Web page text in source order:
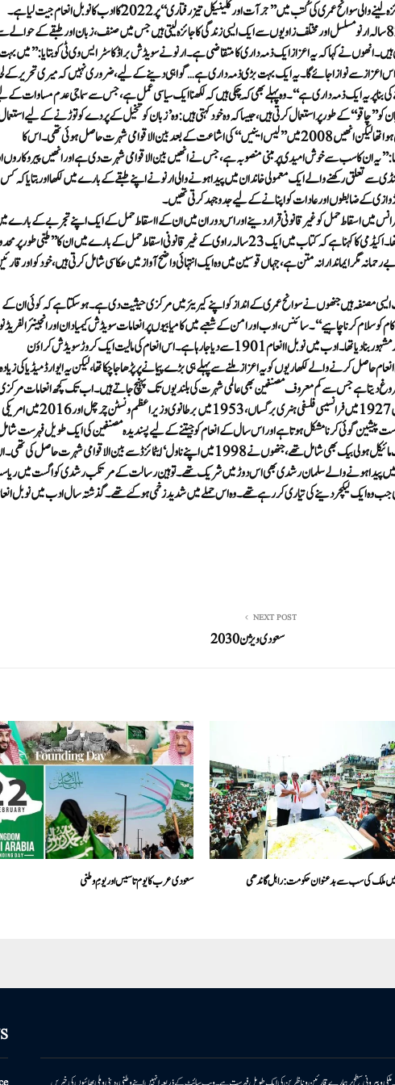
فرانسیسی مصنفہ اینی ارنو نے اپنی یادداشتوں پرمبنی سماجی عدم مساوات کا جائزہ لینے والی سوانح عمری کی کُتب میں’’جرآت اور کلینیکل تیز رفتاری‘‘ پر2022 کا ادب کا نوبل انعام جیت لیا ہے۔
سویڈش اکیڈمی نے بدھ کو اپنے انتخاب کی وضاحت کرتے ہوئے کہا کہ 82 سالہ ارنو مسلسل اور مختلف زاویوں سے ایک ایسی زندگی کا جائزہ لیتی ہیں جس میں صنف، زبان اور طبقے کے
ہیں۔ انھوں نے کہا کہ یہ اعزازایک ذمہ داری کامتقاضی ہے۔ارنو نے سویڈش براڈکاسٹر ایس وی ٹی کو بتایا:’’میں بہت
اعزاز سے نوازا جائے گا۔یہ ایک بہت بڑی ذمہ داری ہے … گواہی دینے کے لیے، ضروری نہیں کہ میری تحریر کے
بناپر یہ ایک ذمہ داری ہے‘‘۔وہ پہلے بھی کَہ چکی ہیں کہ لکھنا ایک سیاسی عمل ہے، جس سے سماجی عدم مساوات کے
کے طور پر استعمال کرتی ہیں، جیسا کہ وہ خود کہتی ہیں:وہ ’زبان کو تخیل کے پردے کو توڑنے کے
کرتی ہیں‘‘۔ان کا پہلا ناول’’لیس آرموائرس وائڈز‘‘1974 میں شائع ہواتھا لیکن انھیں 2008 میں’’لیس اینیس‘‘ کی اشاعت کے بعد بین الاقوامی شہرت حاصل ہوئی تھی۔ اس کا
کہا:’’یہ ان کا سب سے خوش امیدی پر مبنی منصوبہ ہے، جس نے انھیں بین الاقوامی شہرت دی ہے اور انھیں پیروکاروں
تعلق رکھنے والے ایک معمولی خاندان میں پیدا ہونے والی ارنو نے اپنے طبقے کے بارے میں لکھا اور بتایا کہ کس
کے ضابطوں اور عادات کو اپنانے کے لیے جدوجہد کرتی تھیں۔
شائع شدہ ناول ’ہیپننگ‘ 1960ء کی دہائی میں فرانس میں اسقاط حمل کو غیر قانونی قراردینے اور اس دوران میں ان کے ااسقاط حمل کے ایک اپنے تجربے کے بارے
ہے۔اس پرمبنی فلم نے 2021 میں وینس فلمی میلے میں گولڈن شیر جیتا تھا۔اکیڈمی کا کہنا ہے کہ کتاب میں ایک 23 سالہ راوی کے غیرقانونی اسقاط حمل کے بارے میں ان کا ’’طبی طور
مگرایماندارانہ متن ہے، جہاں قوسین میں وہ ایک انتہائی واضح آواز میں عکاسی شامل کرتی ہیں، خود کو اور
ایسی مصنفہ ہیں جنھوں نے سوانح عمری کے انداز کو اپنے کیریئر میں مرکزی حیثیت دی ہے۔ ہوسکتا ہے کہ کوئی ان کے
سلام کرنا چاہیے‘‘۔سائنس، ادب اور امن کے شعبے میں کامیابیوں پر انعامات سویڈش کیمیادان اور انجینئر الفریڈ
کی وصیت پر قائم کیے گئے تھے، جن کی ڈائنامائٹ کی ایجاد نے انھیں امیر اور مشہور بنا دیا تھا۔ادب میں نوبل اانعام 1901 سے دیا جا رہا ہے۔اس انعام کی مالیت ایک کروڑ سویڈش کراؤن
حاصل کرنے والےلکھاریوں کویہ اعزاز ملنے سے پہلے ہی بڑے پیمانے پر پڑھاجا چکا تھا ، لیکن یہ ایوارڈ میڈیا کی زیادہ
فروغ دیتا ہے جس سے کم معروف مصنفین بھی عالمی شہرت کی بلندیوں تک پہنچ جاتے ہیں۔اب تک کچھ انعامات
دھارے کی ادبی اصناف سے باہر کے مصنفین کو بھی دیے گئے ہیں۔ان میں 1927 میں فرانسیسی فلسفی ہنری برگساں ، 1953 میں برطانوی وزیر اعظم ونسٹن چرچل اور 2016 میں امریکی
پیشین گوئی کرنا مشکل ہوتا ہے اوراس سال کے انعام کوجیتنے کے لیے پسندیدہ مصنفین کی ایک طویل فہرست
ہے۔اس سال نوبل انعام کے امیدواروں کی فہرست میں فرانسیسی مصنف مائیکل ہولی بیک بھی شامل تھے ، جنھوں نے 1998 میں اپنے ناول ‘ایٹمائزڈ سے بین الاقوامی شہرت حاصل کی
میں پیدا ہونے والے سلمان رشدی بھی اس دوڑ میں شریک تھے۔توہین رسالت کے مرتکب رشدی کو اگست میں
ایک لیکچر دینے کی تیاری کر رہے تھے۔وہ اس حملے میں شدید زخمی ہوگئے تھے۔گذشتہ سال ادب میں نوبل
NEXT POST
سعودی ویژن2030
میں ملک کی سب سے بدعنوان حکومت: راہل گاندھی سعودی عرب کا یوم تاسیس اور یومِ وطنی